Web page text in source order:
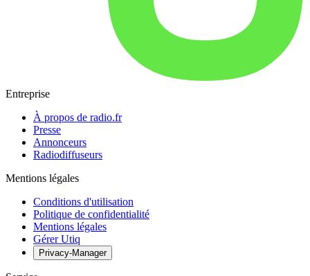
Entreprise
À propos de radio.fr
Presse
Annonceurs
Radiodiffuseurs
Mentions légales
Conditions d'utilisation
Politique de confidentialité
Mentions légales
Gérer Utiq
Privacy-Manager